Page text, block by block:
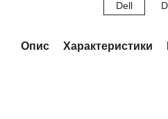
Опис Характеристики